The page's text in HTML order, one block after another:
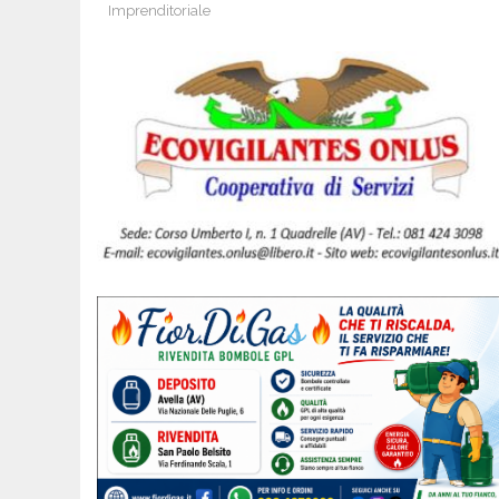
Imprenditoriale